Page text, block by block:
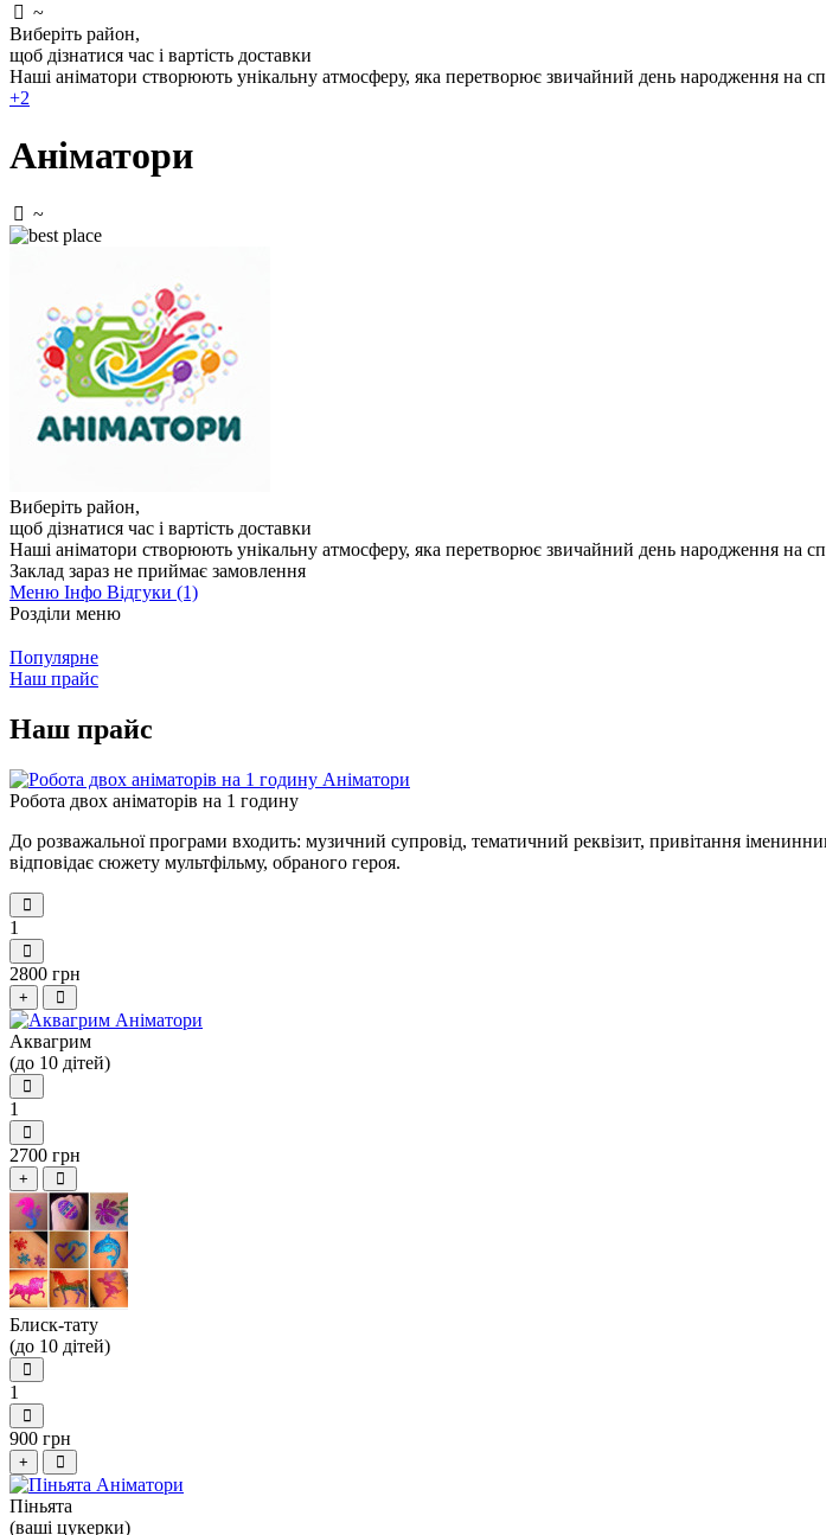
~
Виберіть район,
щоб дізнатися час і вартість доставки
Наші аніматори створюють унікальну атмосферу, яка перетворює звичайний день народження на
+2
Аніматори
~
Виберіть район,
щоб дізнатися час і вартість доставки
Наші аніматори створюють унікальну атмосферу, яка перетворює звичайний день народження на
Заклад зараз не приймає замовлення
Меню Інфо Відгуки (1)
Розділи меню
Популярне
Наш прайс
Наш прайс
Робота двох аніматорів на 1 годину
До розважальної програми входить: музичний супровід, тематичний реквізит, привітання
відповідає сюжету мультфільму, обраного героя.
1
2800 грн
+
Аквагрим
(до 10 дітей)
1
2700 грн
+
Блиск-тату
(до 10 дітей)
1
900 грн
+
Піньята
(ваші цукерки)